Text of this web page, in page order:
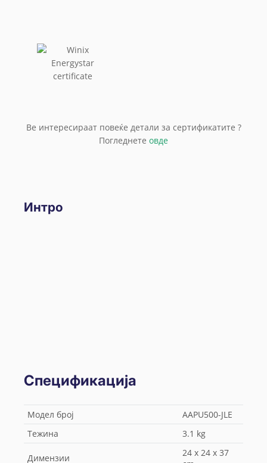
Ве интересираат повеќе детали за сертификатите ?
Погледнете овде
Интро
Спецификација
Модел број
AAPU500-JLE
Тежина
3.1 kg
Димензии
24 x 24 x 37